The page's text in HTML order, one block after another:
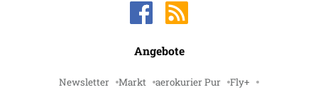
Angebote
Newsletter Markt aerokurier Pur Fly+